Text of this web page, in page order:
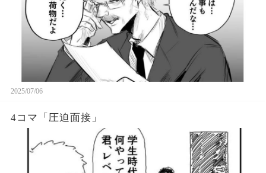
2025/07/06
4コマ「圧迫面接」